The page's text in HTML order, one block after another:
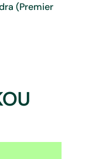
(Premier